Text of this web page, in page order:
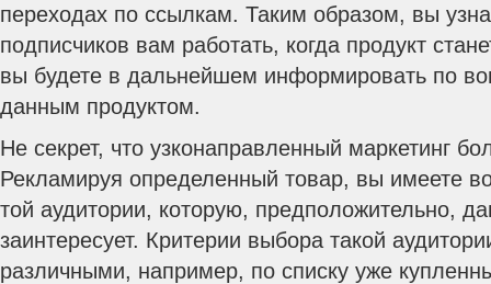
переходах по ссылкам. Таким образом, вы
подписчиков вам работать, когда продукт
вы будете в дальнейшем информировать по
данным продуктом.
Не секрет, что узконаправленный маркетинг
Рекламируя определенный товар, вы имеете
той аудитории, которую, предположительно,
заинтересует. Критерии выбора такой
различными, например, по списку уже